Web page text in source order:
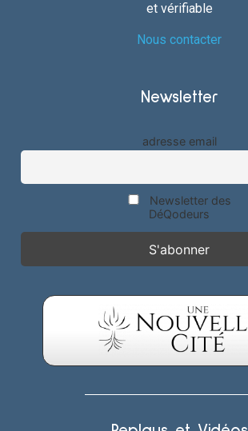
et vérifiable
Nous contacter
Newsletter
adresse email
Newsletter des
DéQodeurs